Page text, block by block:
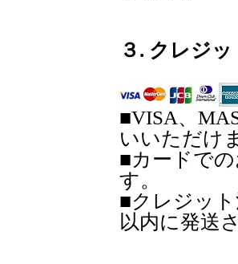
３. クレジ
■VISA、
いいただけ
■カードで
す。
■クレジッ
以内に発送